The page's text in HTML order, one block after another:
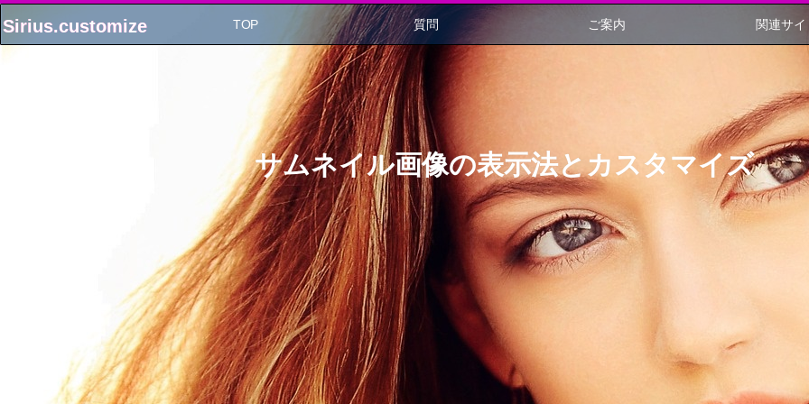
Sirius.customize TOP 質問 ご案内 関連サイ
Sirius.customize
サムネイル画像の表示法とカスタマイズ